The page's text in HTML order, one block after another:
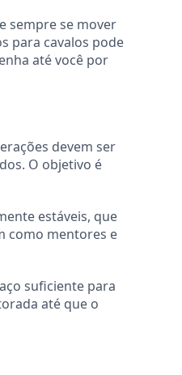
sempre se mover
para cavalos pode
até você por
devem ser
O objetivo é
estáveis, que
como mentores e
suficiente para
até que o